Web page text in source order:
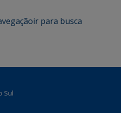
ir para busca
Sul